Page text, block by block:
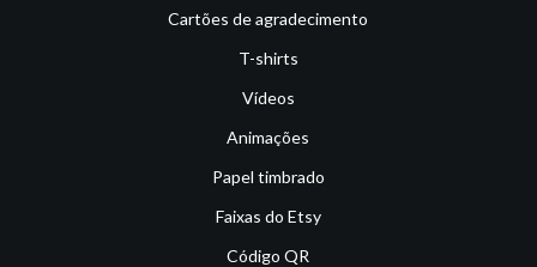
Cartões de agradecimento
T-shirts
Vídeos
Animações
Papel timbrado
Faixas do Etsy
Código QR